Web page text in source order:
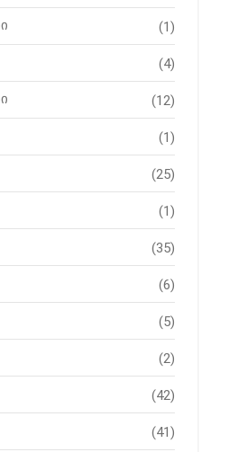
(1)
(4)
(12)
(1)
(25)
(1)
(35)
(6)
(5)
(2)
(42)
(41)